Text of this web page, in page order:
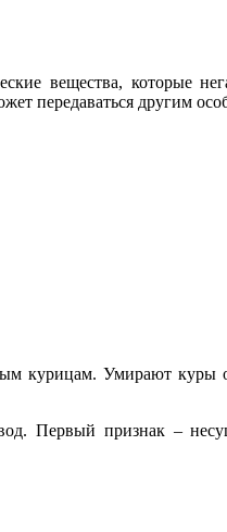
вещества, которые
передаваться другим
курицам. Умирают
Первый признак –